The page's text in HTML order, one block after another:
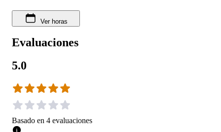
Ver horas
Evaluaciones
5.0
Basado en 4 evaluaciones